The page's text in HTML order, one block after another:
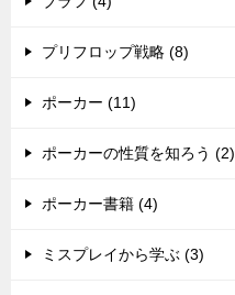
プリフロップ戦略 (8)
ポーカー (11)
ポーカーの性質を知ろう (2)
ポーカー書籍 (4)
ミスプレイから学ぶ (3)